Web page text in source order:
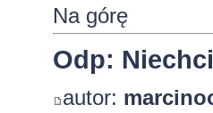
Na górę
Odp:
autor: